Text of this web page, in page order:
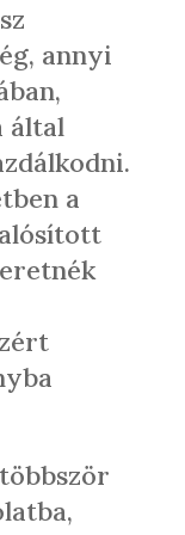
annyi
által
a